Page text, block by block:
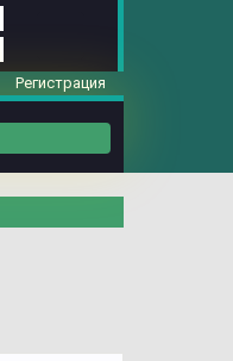
Регистрация